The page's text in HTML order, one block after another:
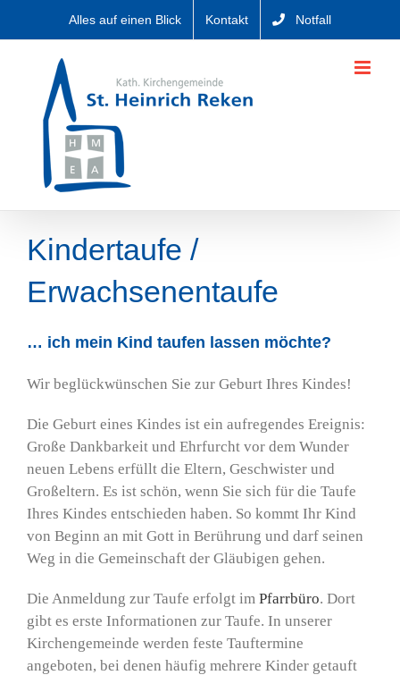
Alles auf einen Blick Kontakt Notfall
Kindertaufe /
Erwachsenentaufe
… ich mein Kind taufen lassen möchte?
Wir beglückwünschen Sie zur Geburt Ihres Kindes!
Die Geburt eines Kindes ist ein aufregendes Ereignis:
Große Dankbarkeit und Ehrfurcht vor dem Wunder
neuen Lebens erfüllt die Eltern, Geschwister und
Großeltern. Es ist schön, wenn Sie sich für die Taufe
Ihres Kindes entschieden haben. So kommt Ihr Kind
von Beginn an mit Gott in Berührung und darf seinen
Weg in die Gemeinschaft der Gläubigen gehen.
Die Anmeldung zur Taufe erfolgt im Pfarrbüro. Dort
gibt es erste Informationen zur Taufe. In unserer
Kirchengemeinde werden feste Tauftermine
angeboten, bei denen häufig mehrere Kinder getauft